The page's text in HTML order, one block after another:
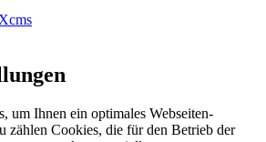
um Ihnen ein optimales Webseiten-
zählen Cookies, die für den Betrieb der